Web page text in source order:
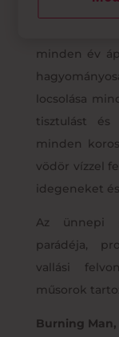
minden év
locsolása
tisztulást és
minden
vödör vízzel
idegeneket
Az ünnepi
parádéja,
vallási
műsorok
Burning Man,